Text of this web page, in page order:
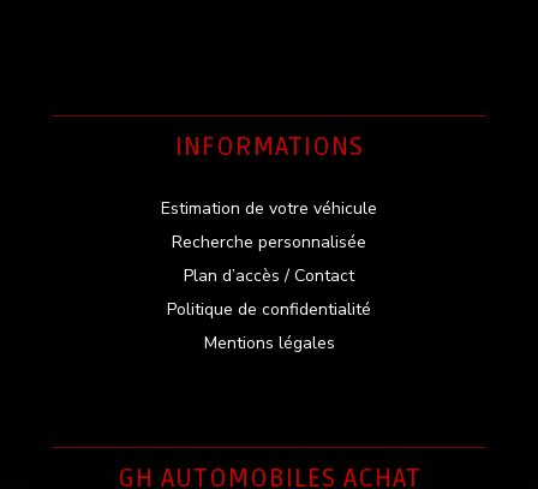
INFORMATIONS
Estimation de votre véhicule
Recherche personnalisée
Plan d’accès / Contact
Politique de confidentialité
Mentions légales
GH AUTOMOBILES ACHAT